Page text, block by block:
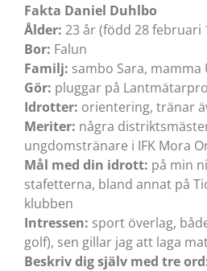
Fakta Daniel Duhlbo
Ålder: 23 år (född 28 februari
Bor: Falun
Familj: sambo Sara, mamma
Gör: pluggar på
Idrotter: orientering, tränar
Meriter: några
ungdomstränare i IFK Mora
Mål med din idrott: på min
stafetterna, bland annat på
klubben
Intressen: sport överlag,
golf), sen gillar jag att laga
Beskriv dig själv med tre